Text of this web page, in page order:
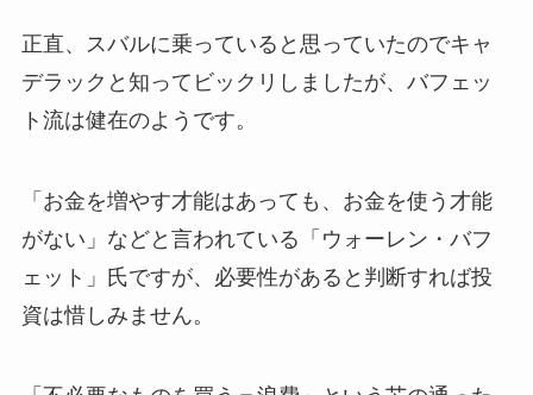
正直、スバルに乗っていると思っていたのでキャ
デラックと知ってビックリしましたが、バフェッ
ト流は健在のようです。
「お金を増やす才能はあっても、お金を使う才能
がない」などと言われている「ウォーレン・バフ
ェット」氏ですが、必要性があると判断すれば投
資は惜しみません。